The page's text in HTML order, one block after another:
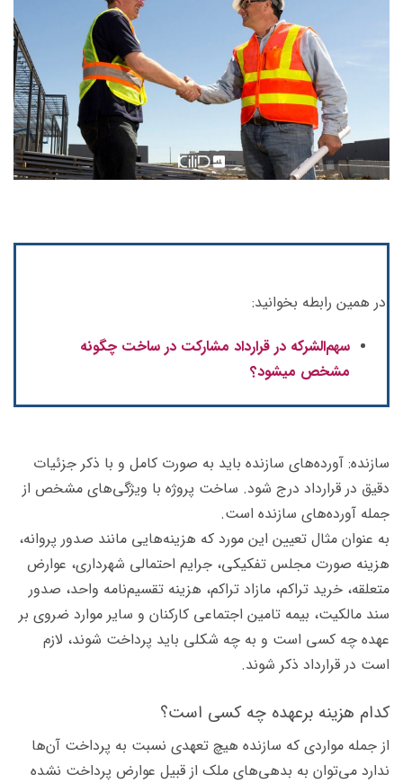
در همین رابطه بخوانید:
سهم‌‎الشرکه در قرارداد مشارکت در ساخت چگونه
مشخص میشود؟
سازنده: آورده‌های سازنده باید به صورت کامل و با ذکر جزئیات
دقیق در قرارداد درج شود. ساخت پروژه با ویژگی‌های مشخص از
جمله آورده‌های سازنده است.
به عنوان مثال تعیین این مورد که هزینه‌هایی مانند صدور پروانه،
هزینه صورت مجلس تفکیکی، جرایم احتمالی شهرداری، عوارض
متعلقه، خرید تراکم، مازاد تراکم، هزینه تقسیم‌نامه واحد، صدور
سند مالکیت، بیمه تامین اجتماعی کارکنان و سایر موارد ضروی بر
عهده چه کسی است و به چه شکلی باید پرداخت شوند، لازم
است در قرارداد ذکر شوند.
کدام هزینه‌ برعهده چه کسی است؟
از جمله مواردی که سازنده هیچ تعهدی نسبت به پرداخت آن‌ها
ندارد می‌توان به بدهی‌های ملک از قبیل عوارض پرداخت نشده